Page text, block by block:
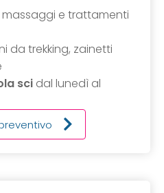
e trattamenti
da trekking, zainetti
sci dal lunedì al